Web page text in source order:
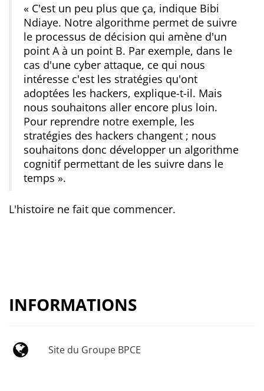
« C'est un peu plus que ça, indique Bibi
Ndiaye. Notre algorithme permet de suivre
le processus de décision qui amène d'un
point A à un point B. Par exemple, dans le
cas d'une cyber attaque, ce qui nous
intéresse c'est les stratégies qu'ont
adoptées les hackers, explique-t-il. Mais
nous souhaitons aller encore plus loin.
Pour reprendre notre exemple, les
stratégies des hackers changent ; nous
souhaitons donc développer un algorithme
cognitif permettant de les suivre dans le
temps ».
L'histoire ne fait que commencer.
INFORMATIONS
Site du Groupe BPCE